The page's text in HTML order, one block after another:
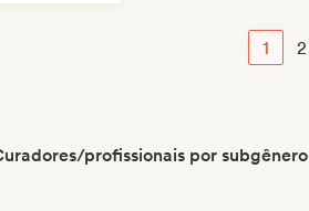
1 2
profissionais por subgênero